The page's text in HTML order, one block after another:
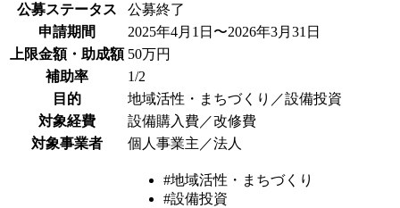
公募ステータス
公募終了
申請期間
2025年4月1日〜2026年3月31日
上限金額・助成額 50万円
補助率
1/2
目的
地域活性・まちづくり／設備投資
対象経費
設備購入費／改修費
対象事業者
個人事業主／法人
#地域活性・まちづくり
#設備投資